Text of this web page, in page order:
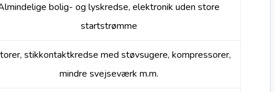
bolig- og lyskredse, elektronik uden store
startstrømme
stikkontaktkredse med støvsugere, kompressorer,
mindre svejseværk m.m.